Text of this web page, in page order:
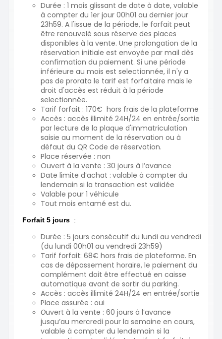
Durée : 1 mois glissant de date à date, valable
à compter du 1er jour 00h01 au dernier jour
23h59. A l'issue de la période, le forfait peut
être renouvelé sous réserve des places
disponibles à la vente. Une prolongation de la
réservation initiale est envoyée par mail dès
confirmation du paiement. Si une période
inférieure au mois est selectionnée, il n'y a
pas de prorata le tarif est forfaitaire mais le
droit d'accès est réduit à la période
selectionnée.
Tarif forfait : 170€ hors frais de la plateforme
Accès : accès illimité 24H/24 en entrée/sortie
par lecture de la plaque d'immatriculation
saisie au moment de la réservation ou à
défaut du QR Code de réservation.
Place réservée : non
Ouvert à la vente : 30 jours à l’avance
Date limite d’achat : valable à compter du
lendemain si la transaction est validée
Valable pour 1 véhicule
Tout mois entamé est du.
Forfait 5 jours :
Durée : 5 jours consécutif du lundi au vendredi
(du lundi 00h01 au vendredi 23h59)
Tarif forfait: 68€ hors frais de plateforme. En
cas de dépassement horaire, le paiement du
complément doit être effectué en caisse
automatique avant de sortir du parking.
Accès : accès illimité 24H/24 en entrée/sortie
Place assurée : oui
Ouvert à la vente : 60 jours à l’avance
jusqu’au mercredi pour la semaine en cours,
valable à compter du lendemain si la